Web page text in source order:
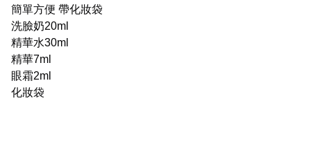
簡單方便 帶化妝袋
洗臉奶20ml
精華水30ml
精華7ml
眼霜2ml
化妝袋